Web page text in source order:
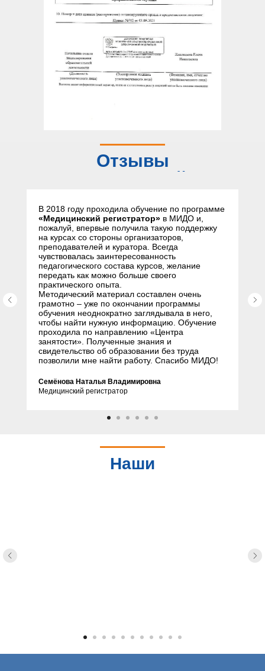
Отзывы
слушателей
В 2018 году проходила обучение по программе
«Медицинский регистратор» в МИДО и,
пожалуй, впервые получила такую поддержку
на курсах со стороны организаторов,
преподавателей и куратора. Всегда
чувствовалась заинтересованность
педагогического состава курсов, желание
передать как можно больше своего
практического опыта.
Методический материал составлен очень
грамотно – уже по окончании программы
обучения неоднократно заглядывала в него,
чтобы найти нужную информацию. Обучение
проходила по направлению «Центра
занятости». Полученные знания и
свидетельство об образовании без труда
позволили мне найти работу. Спасибо МИДО!
Семёнова Наталья Владимировна
Медицинский регистратор
Наши